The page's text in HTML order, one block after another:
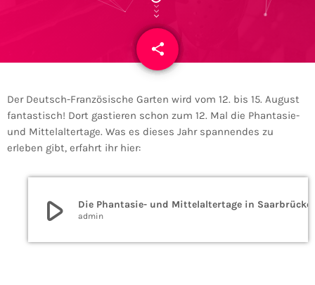
share
email
Der Deutsch-Französische Garten wird vom 12. bis 15. August
fantastisch! Dort gastieren schon zum 12. Mal die Phantasie-
und Mittelaltertage. Was es dieses Jahr spannendes zu
erleben gibt, erfahrt ihr hier:
play_arrow Die Phantasie- und Mittelaltertage in
admin